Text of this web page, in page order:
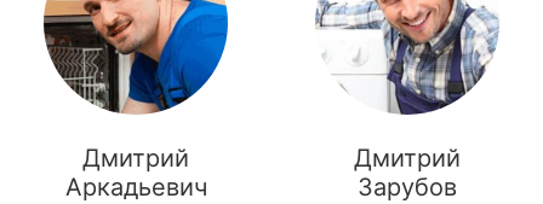
Дмитрий
Аркадьевич
Дмитрий
Зарубов